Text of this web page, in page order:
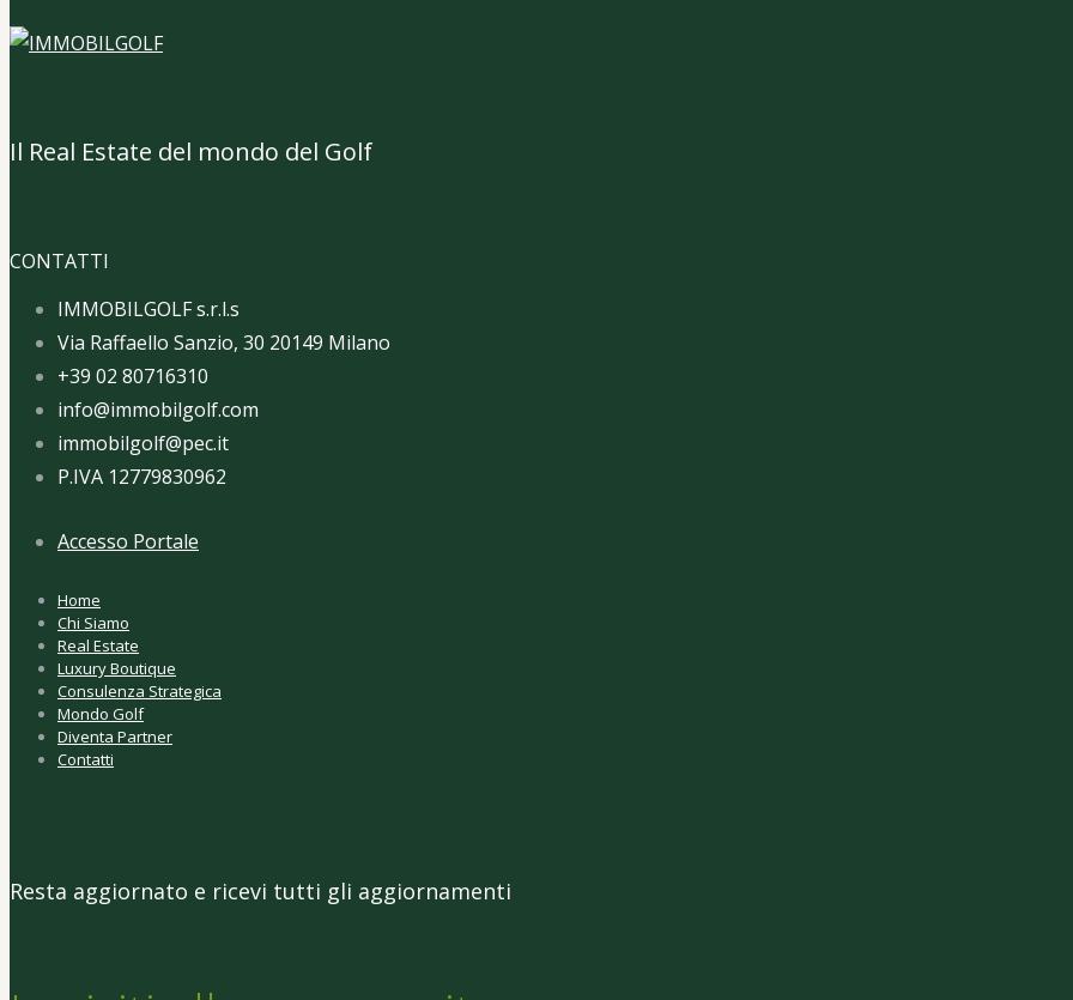
Il Real Estate del mondo del Golf
CONTATTI
IMMOBILGOLF s.r.l.s
Via Raffaello Sanzio, 30 20149 Milano
+39 02 80716310
info@immobilgolf.com
immobilgolf@pec.it
P.IVA 12779830962
Accesso Portale
Home
Chi Siamo
Real Estate
Luxury Boutique
Consulenza Strategica
Mondo Golf
Diventa Partner
Contatti
Resta aggiornato e ricevi tutti gli aggiornamenti